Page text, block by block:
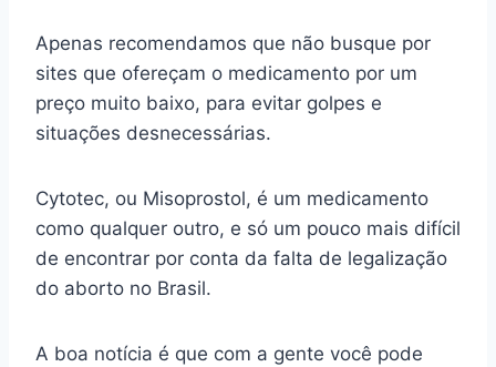
Apenas recomendamos que não busque por
sites que ofereçam o medicamento por um
preço muito baixo, para evitar golpes e
situações desnecessárias.
Cytotec, ou Misoprostol, é um medicamento
como qualquer outro, e só um pouco mais difícil
de encontrar por conta da falta de legalização
do aborto no Brasil.
A boa notícia é que com a gente você pode